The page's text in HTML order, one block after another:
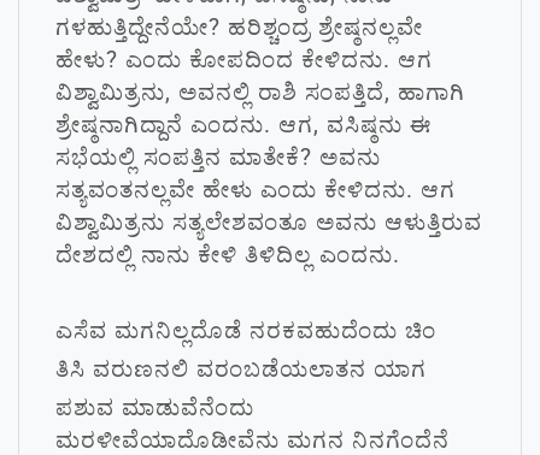
ಗಳಹುತ್ತಿದ್ದೇನೆಯೇ? ಹರಿಶ್ಚಂದ್ರ ಶ್ರೇಷ್ಠನಲ್ಲವೇ
ಹೇಳು? ಎಂದು ಕೋಪದಿಂದ ಕೇಳಿದನು. ಆಗ
ವಿಶ್ವಾಮಿತ್ರನು, ಅವನಲ್ಲಿ ರಾಶಿ ಸಂಪತ್ತಿದೆ, ಹಾಗಾಗಿ
ಶ್ರೇಷ್ಠನಾಗಿದ್ದಾನೆ ಎಂದನು. ಆಗ, ವಸಿಷ್ಠನು ಈ
ಸಭೆಯಲ್ಲಿ ಸಂಪತ್ತಿನ ಮಾತೇಕೆ? ಅವನು
ಸತ್ಯವಂತನಲ್ಲವೇ ಹೇಳು ಎಂದು ಕೇಳಿದನು. ಆಗ
ವಿಶ್ವಾಮಿತ್ರನು ಸತ್ಯಲೇಶವಂತೂ ಅವನು ಆಳುತ್ತಿರುವ
ದೇಶದಲ್ಲಿ ನಾನು ಕೇಳಿ ತಿಳಿದಿಲ್ಲ ಎಂದನು.
ಎಸೆವ ಮಗನಿಲ್ಲದೊಡೆ ನರಕವಹುದೆಂದು ಚಿಂ
ತಿಸಿ ವರುಣನಲಿ ವರಂಬಡೆಯಲಾತನ ಯಾಗ
ಪಶುವ ಮಾಡುವೆನೆಂದು
ಮರಳೀವೆಯಾದೊಡೀವೆನು ಮಗನ ನಿನಗೆಂದೆನೆ